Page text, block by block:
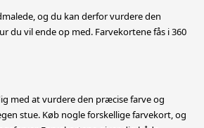
og du kan derfor vurdere den
du vil ende op med. Farvekortene fås i 360
med at vurdere den præcise farve og
stue. Køb nogle forskellige farvekort, og